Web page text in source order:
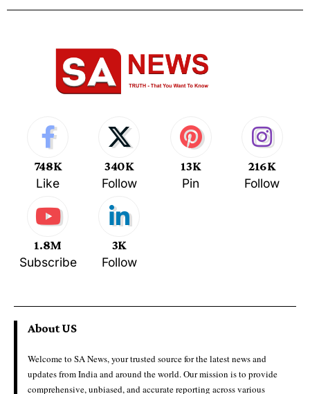
748K
Like
340K
Follow
13K
Pin
216K
Follow
1.8M
Subscribe
3K
Follow
About US
Welcome to SA News, your trusted source for the latest news and
updates from India and around the world. Our mission is to provide
comprehensive, unbiased, and accurate reporting across various